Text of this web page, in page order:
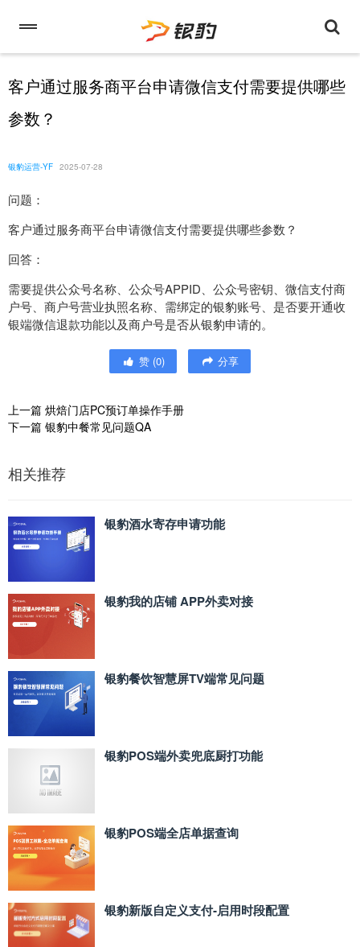
客户通过服务商平台申请微信支付需要提供哪些
参数？
银豹运营-YF 2025-07-28
问题：
客户通过服务商平台申请微信支付需要提供哪些参数？
回答：
需要提供公众号名称、公众号APPID、公众号密钥、微信支付商
户号、商户号营业执照名称、需绑定的银豹账号、是否要开通收
银端微信退款功能以及商户号是否从银豹申请的。
赞 (0) 分享
上一篇 烘焙门店PC预订单操作手册
下一篇 银豹中餐常见问题QA
相关推荐
银豹酒水寄存申请功能
银豹我的店铺 APP外卖对接
银豹餐饮智慧屏TV端常见问题
银豹POS端外卖兜底厨打功能
银豹POS端全店单据查询
银豹新版自定义支付‑启用时段配置